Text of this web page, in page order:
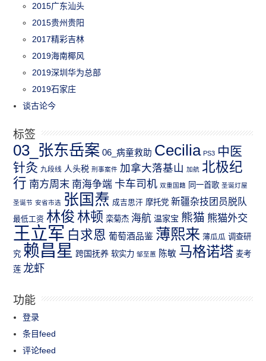
2015广东汕头
2015贵州贵阳
2017精彩吉林
2019海南椰风
2019深圳华为总部
2019石家庄
谈古论今
标签
03_张东岳案 06_病童救助 Cecilia PS3 中医
针灸 九段线 人头税 刑事案件 加拿大落基山 加航 北极纪
行 南方周末 南海争端 卡车司机 双重国籍 同一首歌 圣诞灯屋
圣诞节 安省市选 张国焘 成吉思汗 摩托党 新疆杂技团员脱队
最低工资 林俊 林顿 栾菊杰 海航 温家宝 熊猫 熊猫外交
王立军 白求恩 葡萄酒品鉴 薄熙来 薄瓜瓜 调查研
究 赖昌星 跨国抚养 软实力 邹至蕙 陈敏 马格诺塔 麦考
莲 龙虾
功能
登录
条目feed
评论feed